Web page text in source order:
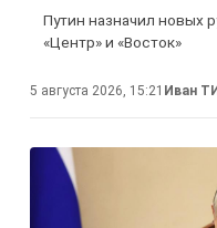
Путин назначил новых
«Центр» и «Восток»
5 августа 2026, 15:21 Иван